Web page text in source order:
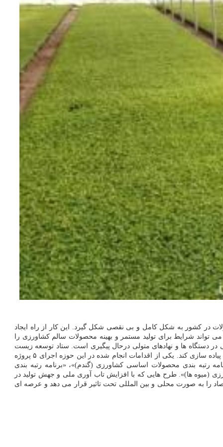
در کشور به شکل کامل و بی نقصی شکل گیرد. این کار از راه ایجاد
تواند شرایط برای تولید مستمر و بهینه محصولات سالم کشاورزی را
دستگاه ها و نهادهای متولی درحال پیگیری است. ستاد توسعه زیست
فناوری معاونت علمی و فناوری ریاست جمهوری هم بعنوان یکی از حامیان این کار با کمک شرکتهای دانش بنیان در تلاش است تا این هدف را در کشور پیاده سازی کند. یکی از اقدامات انجام شده در این حوزه اجرای ۵ پروژه
رتبه بندی محصولات اساسی کشاورزی (گندم)»، «برنامه رتبه بندی
(میوه ها)». طرح هایی که با افزایش تاب آوری ملی و جهش تولید در
را به صورت محلی و بین المللی تحت تاثیر قرار می دهد و عرصه ای